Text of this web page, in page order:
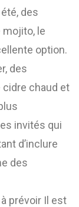
des
le
option.
des
chaud et
invités qui
d’inclure
des
prévoir Il est